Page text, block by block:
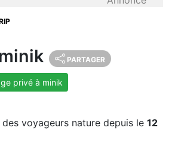
PARTAGER
privé à minik
voyageurs nature depuis le 12